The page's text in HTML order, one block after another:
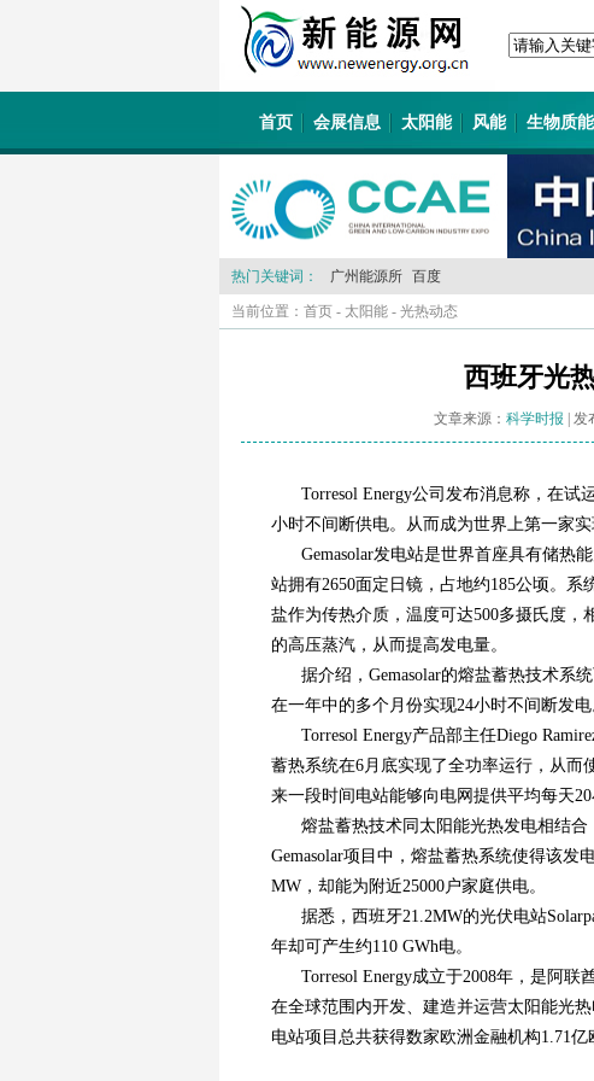
首页 会展信息 太阳能 风能 生物质能
热门关键词： 广州能源所 百度
当前位置： 首页 - 太阳能 - 光热动态
西班牙光
文章来源： 科学时报 | 发
Torresol Energy公司发布消息称，在试
小时不间断供电。从而成为世界上第一家
Gemasolar发电站是世界首座具有储热
站拥有2650面定日镜，占地约185公顷。
盐作为传热介质，温度可达500多摄氏度
的高压蒸汽，从而提高发电量。
据介绍，Gemasolar的熔盐蓄热技术系
在一年中的多个月份实现24小时不间断发电
Torresol Energy产品部主任Diego
蓄热系统在6月底实现了全功率运行，从而
来一段时间电站能够向电网提供平均每天20
熔盐蓄热技术同太阳能光热发电相结
Gemasolar项目中，熔盐蓄热系统使得该
MW，却能为附近25000户家庭供电。
据悉，西班牙21.2MW的光伏电站
年却可产生约110 GWh电。
Torresol Energy成立于2008年，是阿联
在全球范围内开发、建造并运营太阳能光
电站项目总共获得数家欧洲金融机构1.71亿